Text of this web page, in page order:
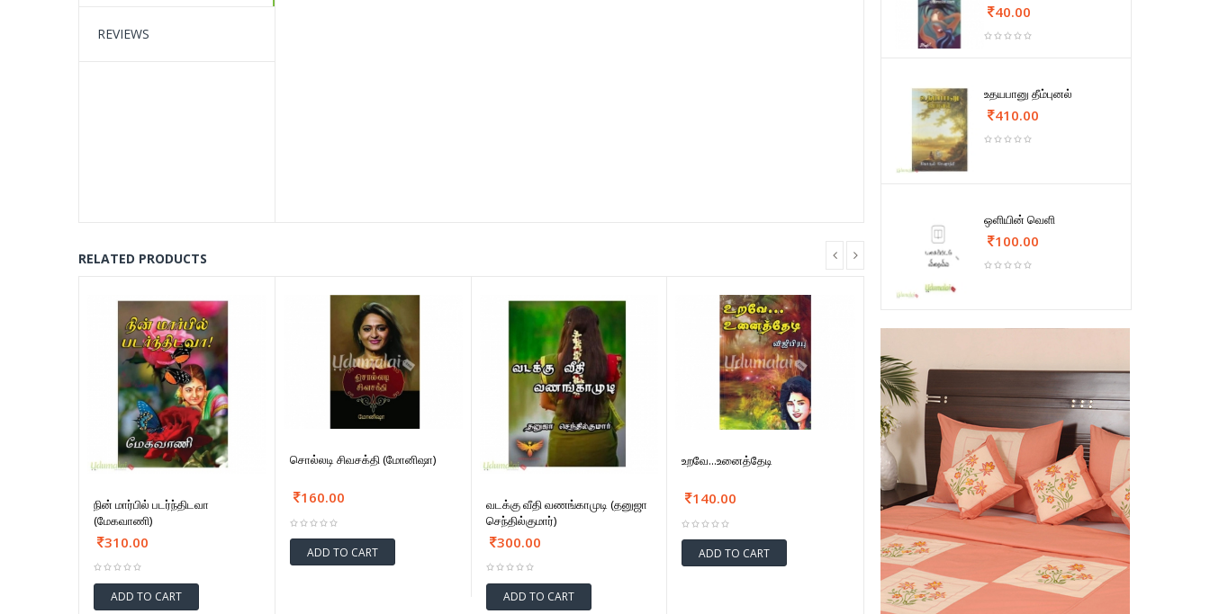
REVIEWS
RELATED PRODUCTS
நின் மார்பில் படர்ந்திடவா
(மேகவாணி)
310.00
ADD TO CART
சொல்லடி சிவசக்தி (மோனிஷா)
160.00
ADD TO CART
வடக்கு வீதி வணங்காமுடி (தனுஜா
செந்தில்குமார்)
300.00
ADD TO CART
உறவே...உனைத்தேடி
140.00
ADD TO CART
40.00
உதயபானு தீம்புனல்
410.00
ஒளியின் வெளி
100.00